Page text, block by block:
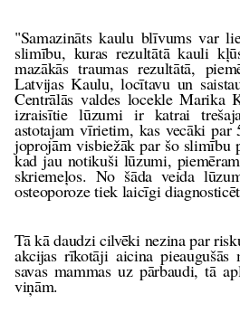
"Samazināts kaulu blīvums var
slimību, kuras rezultātā kauli
mazākās traumas rezultātā,
Latvijas Kaulu, locītavu un
Centrālās valdes locekle Marika
izraisītie lūzumi ir katrai
astotajam vīrietim, kas vecāki par
joprojām visbiežāk par šo slimību
kad jau notikuši lūzumi,
skriemeļos. No šāda veida
osteoporoze tiek laicīgi
Tā kā daudzi cilvēki nezina par
akcijas rīkotāji aicina pieaugušās
savas mammas uz pārbaudi, tā
viņām.